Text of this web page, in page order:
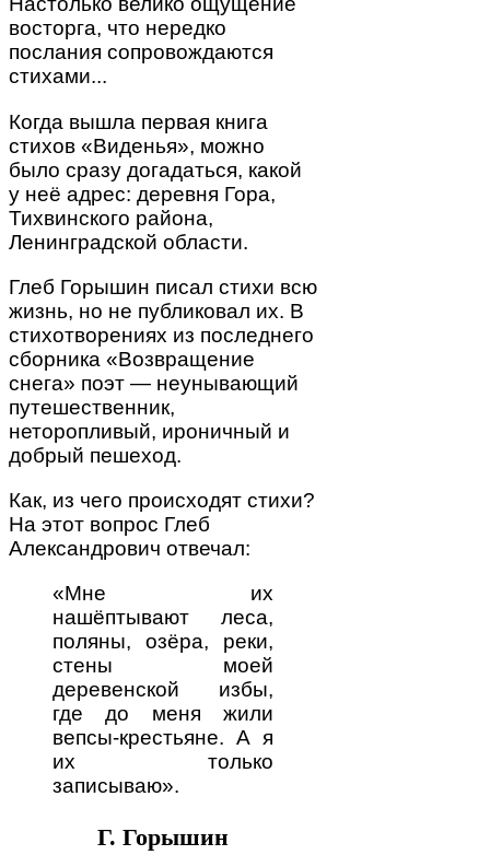
восторга, что нередко
послания сопровождаются
стихами...
Когда вышла первая книга
стихов «Виденья», можно
было сразу догадаться, какой
у неё адрес: деревня Гора,
Тихвинского района,
Ленинградской области.
Глеб Горышин писал стихи всю
жизнь, но не публиковал их. В
стихотворениях из последнего
сборника «Возвращение
снега» поэт — неунывающий
путешественник,
неторопливый, ироничный и
добрый пешеход.
Как, из чего происходят стихи?
На этот вопрос Глеб
Александрович отвечал:
«Мне их
нашёптывают леса,
поляны, озёра, реки,
стены моей
деревенской избы,
где до меня жили
вепсы-крестьяне. А я
их только
записываю».
Г. Горышин